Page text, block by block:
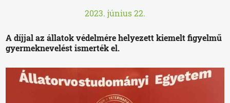
2023. június 22.
A díjjal az állatok védelmére helyezett kiemelt figyelmű
gyermeknevelést ismerték el.